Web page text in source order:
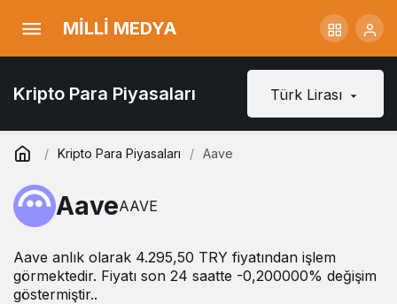
MİLLİ MEDYA
Kripto Para Piyasaları Türk Lirası
Kripto Para Piyasaları Aave
AaveAAVE
Aave anlık olarak 4.295,50 TRY fiyatından işlem
görmektedir. Fiyatı son 24 saatte -0,200000% değişim
göstermiştir..